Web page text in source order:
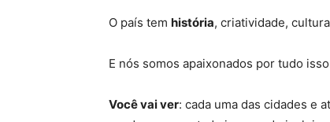
O país tem história, criatividade,
E nós somos apaixonados por tudo
Você vai ver: cada uma das cidades e